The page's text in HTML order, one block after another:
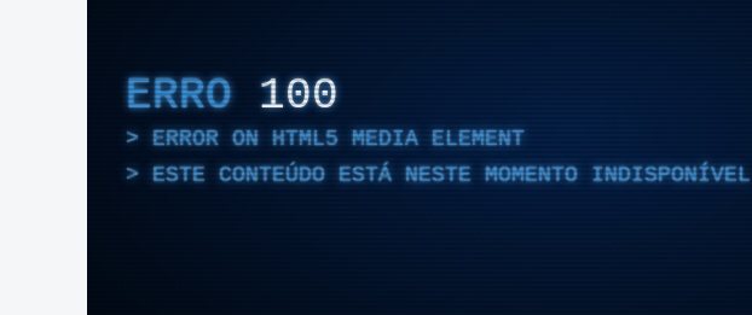
ERRO 100
ERROR ON HTML5 MEDIA ELEMENT
ESTE CONTEÚDO ESTÁ NESTE MOMENTO INDISPONÍVEL